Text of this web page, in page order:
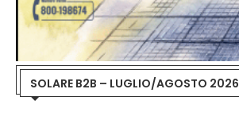
SOLARE B2B – LUGLIO/AGOSTO 2026